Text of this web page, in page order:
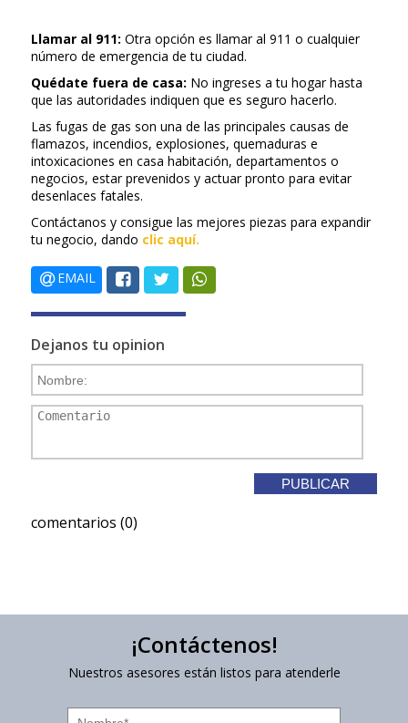
Llamar al 911: Otra opción es llamar al 911 o cualquier
número de emergencia de tu ciudad.
Quédate fuera de casa: No ingreses a tu hogar hasta
que las autoridades indiquen que es seguro hacerlo.
Las fugas de gas son una de las principales causas de
flamazos, incendios, explosiones, quemaduras e
intoxicaciones en casa habitación, departamentos o
negocios, estar prevenidos y actuar pronto para evitar
desenlaces fatales.
Contáctanos y consigue las mejores piezas para expandir
tu negocio, dando clic aquí.
EMAIL
Dejanos tu opinion
comentarios (0)
¡Contáctenos!
Nuestros asesores están listos para atenderle